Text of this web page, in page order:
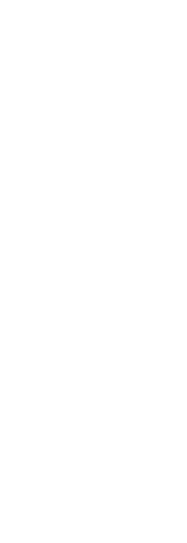
по
для